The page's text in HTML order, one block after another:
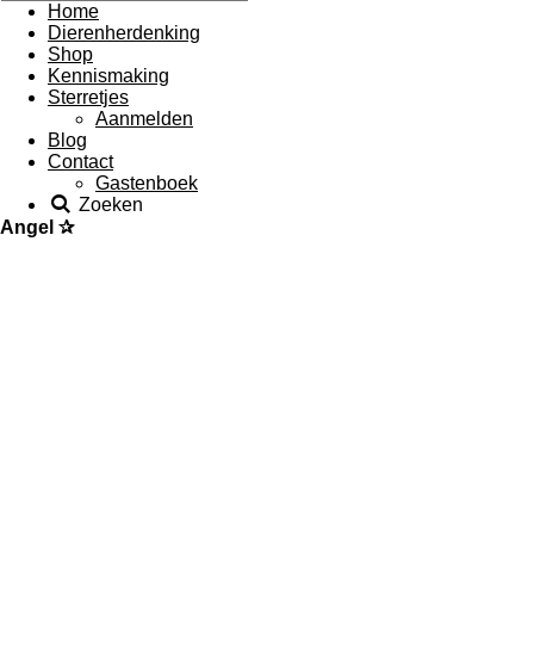
Home
Dierenherdenking
Shop
Kennismaking
Sterretjes
Aanmelden
Blog
Contact
Gastenboek
Zoeken
Angel ✰